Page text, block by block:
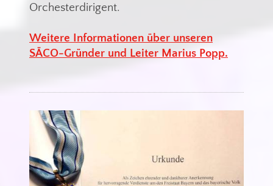
Orchesterdirigent.
Weitere Informationen über unseren
SÄCO-Gründer und Leiter Marius Popp.